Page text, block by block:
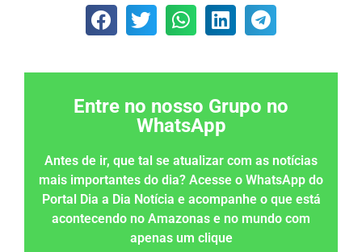
Entre no nosso Grupo no
WhatsApp
Antes de ir, que tal se atualizar com as notícias
mais importantes do dia? Acesse o WhatsApp do
Portal Dia a Dia Notícia e acompanhe o que está
acontecendo no Amazonas e no mundo com
apenas um clique